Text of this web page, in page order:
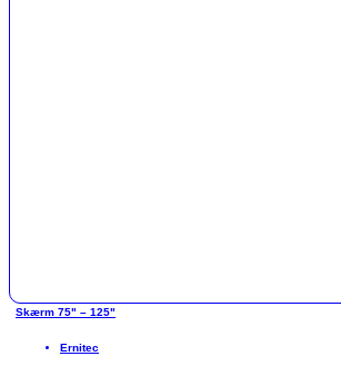
Skærm 75" – 125"
Ernitec